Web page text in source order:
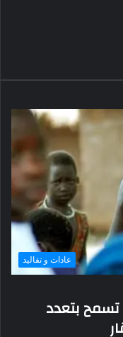
عادات و تقاليد
تسمح بتعدد